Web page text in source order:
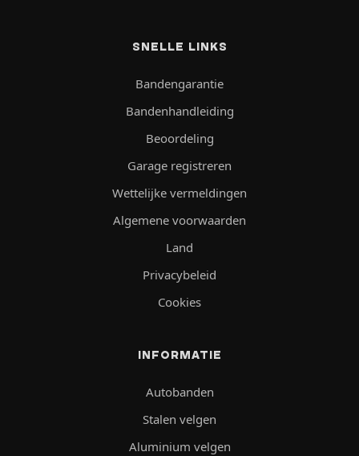
SNELLE LINKS
Bandengarantie
Bandenhandleiding
Beoordeling
Garage registreren
Wettelijke vermeldingen
Algemene voorwaarden
Land
Privacybeleid
Cookies
INFORMATIE
Autobanden
Stalen velgen
Aluminium velgen